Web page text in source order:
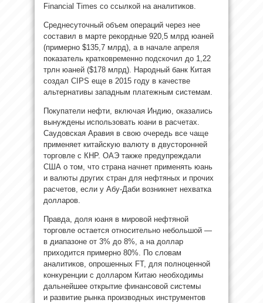
Financial Times со ссылкой на аналитиков.
Среднесуточный объем операций через нее
составил в марте рекордные 920,5 млрд юаней
(примерно $135,7 млрд), а в начале апреля
показатель кратковременно подскочил до 1,22
трлн юаней ($178 млрд). Народный банк Китая
создал CIPS еще в 2015 году в качестве
альтернативы западным платежным системам.
Покупатели нефти, включая Индию, оказались
вынуждены использовать юани в расчетах.
Саудовская Аравия в свою очередь все чаще
применяет китайскую валюту в двусторонней
торговле с КНР. ОАЭ также предупреждали
США о том, что страна начнет применять юань
и валюты других стран для нефтяных и прочих
расчетов, если у Абу-Даби возникнет нехватка
долларов.
Правда, доля юаня в мировой нефтяной
торговле остается относительно небольшой —
в диапазоне от 3% до 8%, а на доллар
приходится примерно 80%. По словам
аналитиков, опрошенных FT, для полноценной
конкуренции с долларом Китаю необходимы
дальнейшее открытие финансовой системы
и развитие рынка производных инструментов